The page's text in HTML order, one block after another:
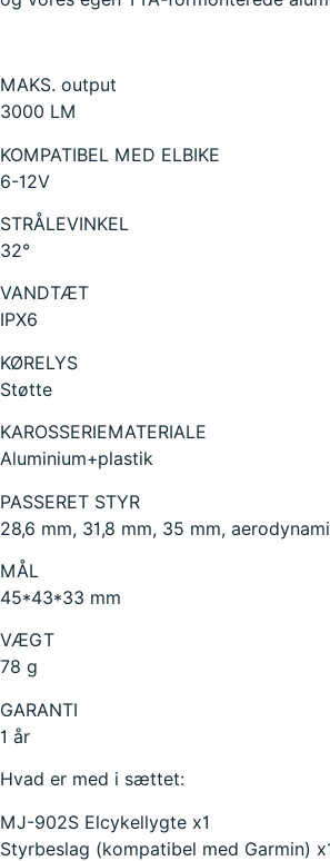
MAKS. output
3000 LM
KOMPATIBEL MED ELBIKE
6-12V
STRÅLEVINKEL
32°
VANDTÆT
IPX6
KØRELYS
Støtte
KAROSSERIEMATERIALE
Aluminium+plastik
PASSERET STYR
28,6 mm, 31,8 mm, 35 mm,
MÅL
45*43*33 mm
VÆGT
78 g
GARANTI
1 år
Hvad er med i sættet:
MJ-902S Elcykellygte x1
Styrbeslag (kompatibel med Garmin)